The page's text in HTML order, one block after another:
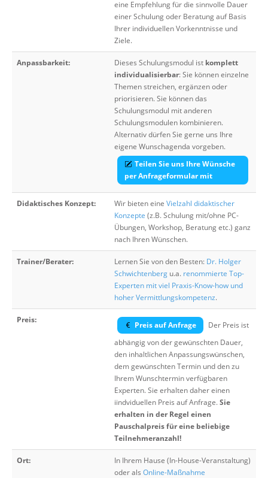
eine Empfehlung für die sinnvolle Dauer
einer Schulung oder Beratung auf Basis
Ihrer individuellen Vorkenntnisse und
Ziele.
Anpassbarkeit: Dieses Schulungsmodul ist komplett
individualisierbar: Sie können einzelne
Themen streichen, ergänzen oder
priorisieren. Sie können das
Schulungsmodul mit anderen
Schulungsmodulen kombinieren.
Alternativ dürfen Sie gerne uns Ihre
eigene Wunschagenda vorgeben.
Teilen Sie uns Ihre Wünsche
per Anfrageformular mit
Didaktisches Konzept: Wir bieten eine Vielzahl didaktischer
Konzepte (z.B. Schulung mit/ohne PC-
Übungen, Workshop, Beratung etc.) ganz
nach Ihren Wünschen.
Trainer/Berater: Lernen Sie von den Besten: Dr. Holger
Schwichtenberg u.a. renommierte Top-
Experten mit viel Praxis-Know-how und
hoher Vermittlungskompetenz.
Preis:
Preis auf Anfrage
Der Preis ist
abhängig von der gewünschten Dauer,
den inhaltlichen Anpassungswünschen,
dem gewünschten Termin und den zu
Ihrem Wunschtermin verfügbaren
Experten. Sie erhalten daher einen
iindviduellen Preis auf Anfrage.Sie
erhalten in der Regel einen
Pauschalpreis für eine beliebige
Teilnehmeranzahl!
Ort:
In Ihrem Hause (In-House-Veranstaltung)
oder als Online-Maßnahme